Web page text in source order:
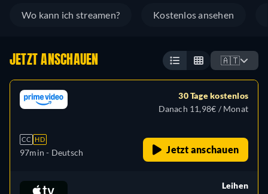
Wo kann ich streamen? Kostenlos ansehen
JETZT ANSCHAUEN 🇦🇹
CC HD
97min - Deutsch
30 Tage kostenlos
Danach 11,98€ / Monat
Jetzt anschauen
Leihen